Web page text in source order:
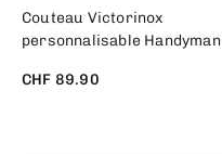
Couteau Victorinox
personnalisable Handyman
CHF 89.90